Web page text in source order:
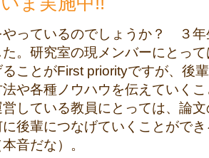
っているのでしょうか？ ３年
た。研究室の現メンバーにとっ
ことがFirst priorityですが、後
や各種ノウハウを伝えていく
している教員にとっては、論
に後輩につなげていくことがで
音だな）。